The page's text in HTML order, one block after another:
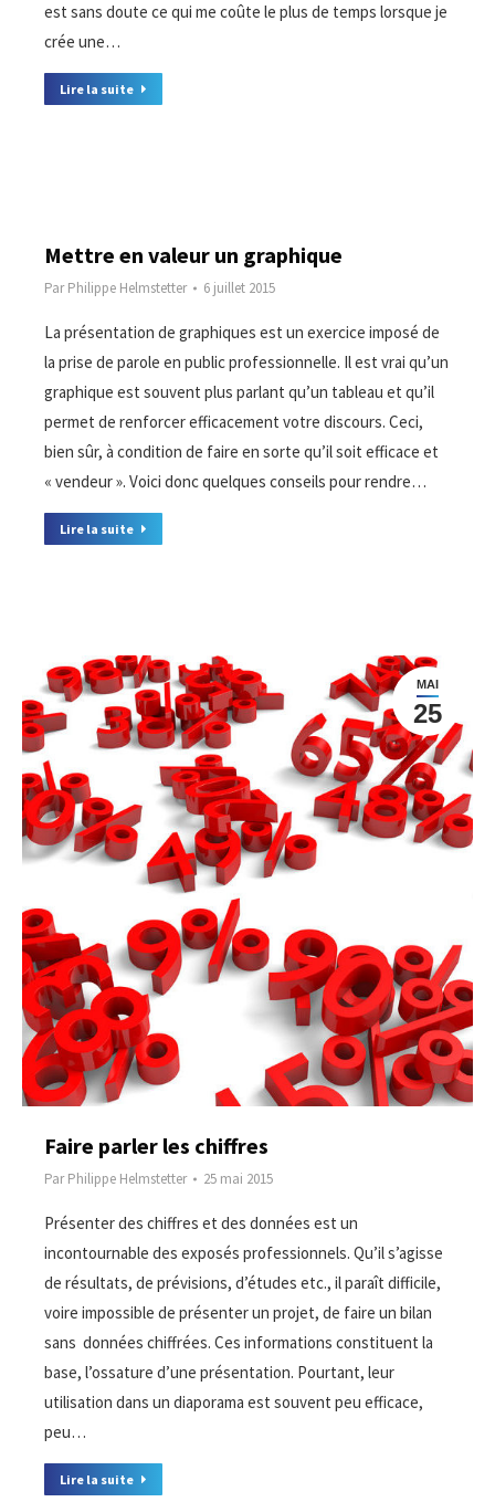
est sans doute ce qui me coûte le plus de temps lorsque je
crée une…
Lire la suite
Mettre en valeur un graphique
ParPhilippe Helmstetter 6 juillet 2015
La présentation de graphiques est un exercice imposé de
la prise de parole en public professionnelle. Il est vrai qu’un
graphique est souvent plus parlant qu’un tableau et qu’il
permet de renforcer efficacement votre discours. Ceci,
bien sûr, à condition de faire en sorte qu’il soit efficace et
« vendeur ». Voici donc quelques conseils pour rendre…
Lire la suite
MAI
25
Faire parler les chiffres
ParPhilippe Helmstetter 25 mai 2015
Présenter des chiffres et des données est un
incontournable des exposés professionnels. Qu’il s’agisse
de résultats, de prévisions, d’études etc., il paraît difficile,
voire impossible de présenter un projet, de faire un bilan
sans données chiffrées. Ces informations constituent la
base, l’ossature d’une présentation. Pourtant, leur
utilisation dans un diaporama est souvent peu efficace,
peu…
Lire la suite